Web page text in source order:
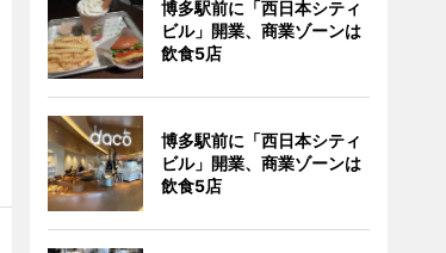
博多駅前に「西日本シティ
ビル」開業、商業ゾーンは
飲食5店
博多駅前に「西日本シティ
ビル」開業、商業ゾーンは
飲食5店